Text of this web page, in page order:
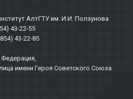
АлтГТУ им. И.И. Ползунова
43-22-55
43-22-85
имени Героя Советского Союза